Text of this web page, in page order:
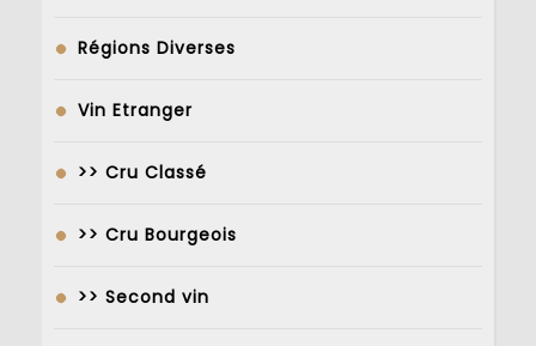
Régions Diverses
Vin Etranger
>> Cru Classé
>> Cru Bourgeois
>> Second vin